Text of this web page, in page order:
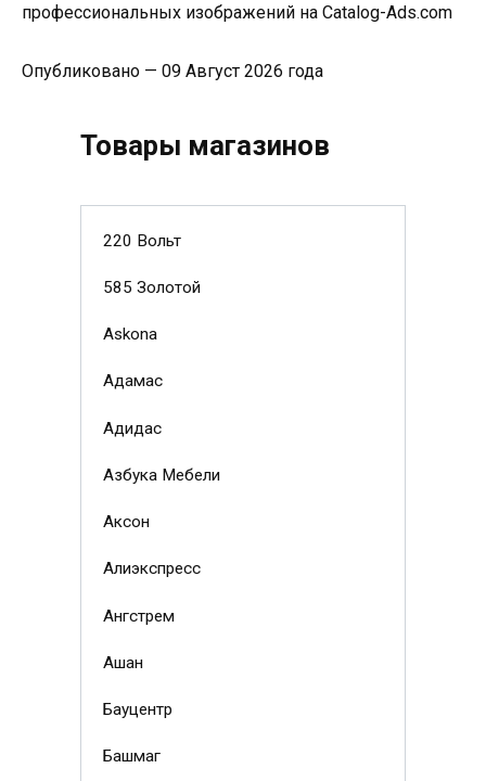
профессиональных изображений на Catalog-Ads.com
Опубликовано — 09 Август 2026 года
Товары магазинов
220 Вольт
585 Золотой
Askona
Адамас
Адидас
Азбука Мебели
Аксон
Алиэкспресс
Ангстрем
Ашан
Бауцентр
Башмаг